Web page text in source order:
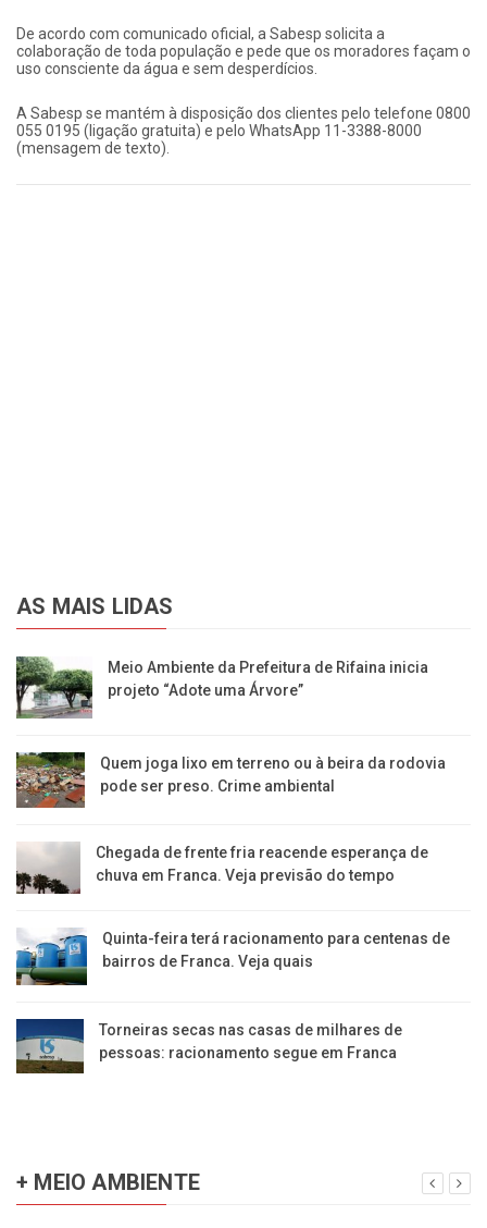
De acordo com comunicado oficial, a Sabesp solicita a
colaboração de toda população e pede que os moradores façam o
uso consciente da água e sem desperdícios.
A Sabesp se mantém à disposição dos clientes pelo telefone 0800
055 0195 (ligação gratuita) e pelo WhatsApp 11-3388-8000
(mensagem de texto).
AS MAIS LIDAS
​Meio Ambiente da Prefeitura de Rifaina inicia
projeto “Adote uma Árvore”
​Quem joga lixo em terreno ou à beira da rodovia
pode ser preso. Crime ambiental
Chegada de frente fria reacende esperança de
chuva em Franca. Veja previsão do tempo
Quinta-feira terá racionamento para centenas de
bairros de Franca. Veja quais
Torneiras secas nas casas de milhares de
pessoas: racionamento segue em Franca
+ MEIO AMBIENTE